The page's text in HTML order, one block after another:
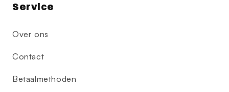
Service
Over ons
Contact
Betaalmethoden